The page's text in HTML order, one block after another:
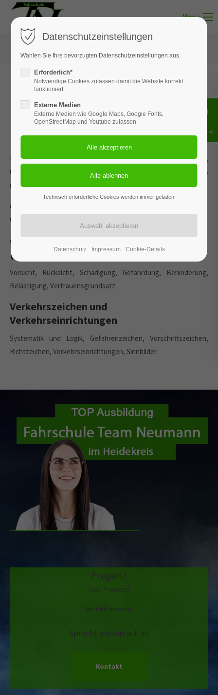
Menu
Unterricht - Thema 03
10.06.2026
Dieses Ereignis wird an den Terminen 27.01.2026, 02.03.2026,
01.04.2026, 06.05.2026 und 2 weiteren Terminen wiederholt. Das
nächste Ereignis findet statt am05.05.2022. bis zum 14.07.2026.
Grundregeln, Verkehrszeichen und
Verkehrseinrichtungen
Grundregel § 1 Straßenverkehrs-Ordnung
(StVO)
Vorsicht, Rücksicht, Schädigung, Gefährdung, Behinderung,
Belästigung, Vertrauensgrundsatz.
Verkehrszeichen und
Verkehrseinrichtungen
Systematik und Logik, Gefahrenzeichen, Vorschriftszeichen,
Richtzeichen, Verkehrseinrichtungen, Sinnbilder.
Fragen?
Kein Problem!
Wir beißen nicht.
Sprecht uns einfach an.
Kontakt
Datenschutzeinstellungen
Wählen Sie Ihre bevorzugten Datenschutzeinstellungen aus.
Erforderlich*
Notwendige Cookies zulassen damit die Website korrekt
funktioniert
Externe Medien
Externe Medien wie Google Maps, Google Fonts,
OpenStreetMap und Youtube zulassen
Technisch erforderliche Cookies werden immer geladen.
Datenschutz Impressum Cookie-Details
Shift+Alt+A